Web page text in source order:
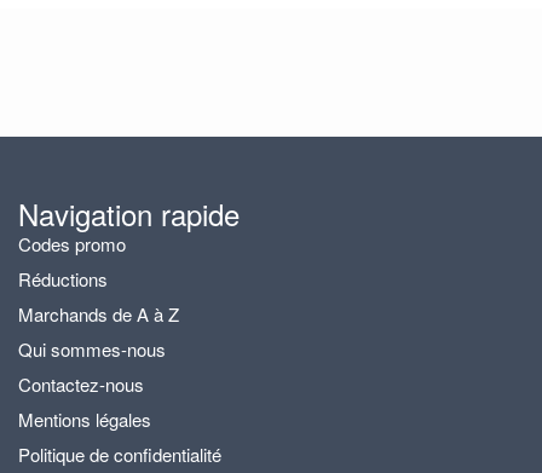
Navigation rapide
Codes promo
Réductions
Marchands de A à Z
Qui sommes-nous
Contactez-nous
Mentions légales
Politique de confidentialité